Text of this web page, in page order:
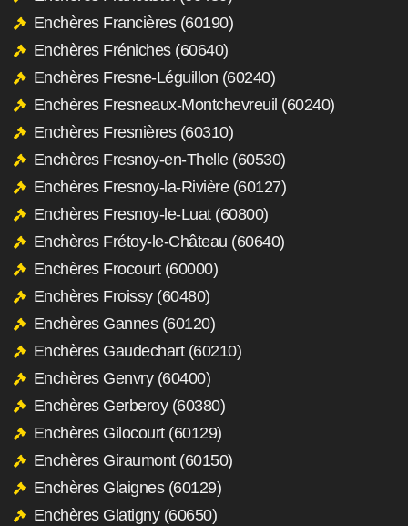
Enchères Francières (60190)
Enchères Fréniches (60640)
Enchères Fresne-Léguillon (60240)
Enchères Fresneaux-Montchevreuil (60240)
Enchères Fresnières (60310)
Enchères Fresnoy-en-Thelle (60530)
Enchères Fresnoy-la-Rivière (60127)
Enchères Fresnoy-le-Luat (60800)
Enchères Frétoy-le-Château (60640)
Enchères Frocourt (60000)
Enchères Froissy (60480)
Enchères Gannes (60120)
Enchères Gaudechart (60210)
Enchères Genvry (60400)
Enchères Gerberoy (60380)
Enchères Gilocourt (60129)
Enchères Giraumont (60150)
Enchères Glaignes (60129)
Enchères Glatigny (60650)